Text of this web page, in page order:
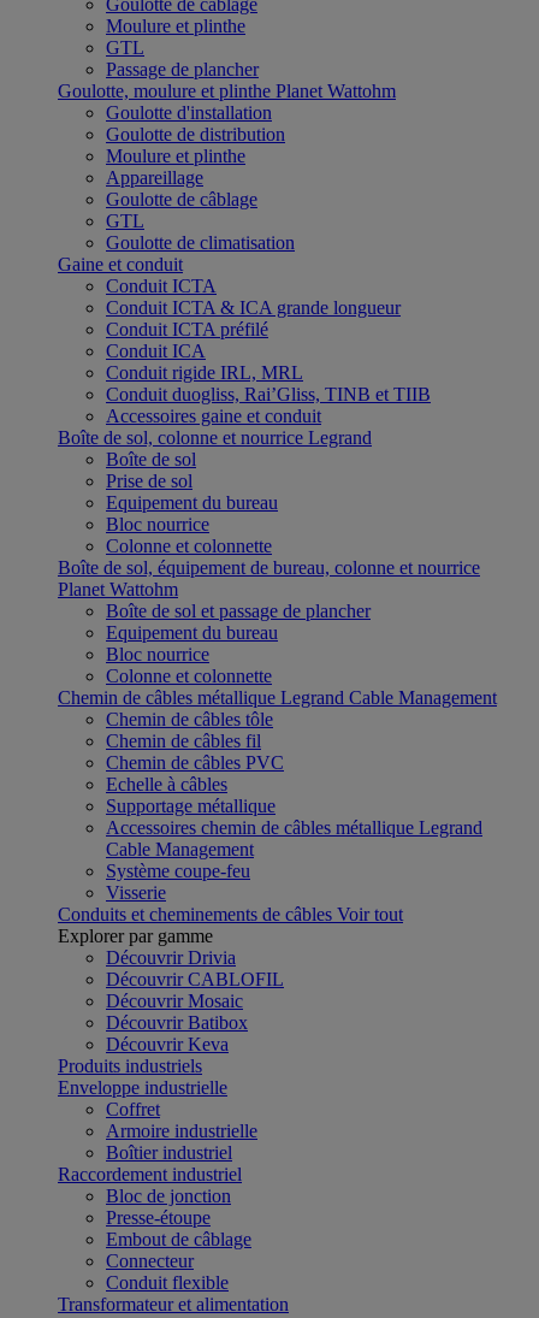
Goulotte de câblage
Moulure et plinthe
GTL
Passage de plancher
Goulotte, moulure et plinthe Planet Wattohm
Goulotte d'installation
Goulotte de distribution
Moulure et plinthe
Appareillage
Goulotte de câblage
GTL
Goulotte de climatisation
Gaine et conduit
Conduit ICTA
Conduit ICTA & ICA grande longueur
Conduit ICTA préfilé
Conduit ICA
Conduit rigide IRL, MRL
Conduit duogliss, Rai’Gliss, TINB et TIIB
Accessoires gaine et conduit
Boîte de sol, colonne et nourrice Legrand
Boîte de sol
Prise de sol
Equipement du bureau
Bloc nourrice
Colonne et colonnette
Boîte de sol, équipement de bureau, colonne et nourrice
Planet Wattohm
Boîte de sol et passage de plancher
Equipement du bureau
Bloc nourrice
Colonne et colonnette
Chemin de câbles métallique Legrand Cable Management
Chemin de câbles tôle
Chemin de câbles fil
Chemin de câbles PVC
Echelle à câbles
Supportage métallique
Accessoires chemin de câbles métallique Legrand
Cable Management
Système coupe-feu
Visserie
Conduits et cheminements de câbles Voir tout
Explorer par gamme
Découvrir Drivia
Découvrir CABLOFIL
Découvrir Mosaic
Découvrir Batibox
Découvrir Keva
Produits industriels
Enveloppe industrielle
Coffret
Armoire industrielle
Boîtier industriel
Raccordement industriel
Bloc de jonction
Presse-étoupe
Embout de câblage
Connecteur
Conduit flexible
Transformateur et alimentation